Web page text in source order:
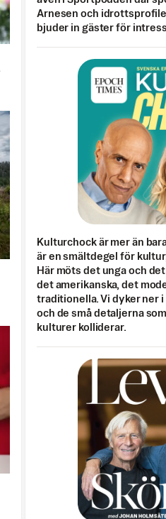
Arnesen och
bjuder in gäster för
Kulturchock är mer än
är en smältdegel för
Här möts det unga och
det amerikanska, det
traditionella. Vi dyker ner i
och de små detaljerna
kulturer kolliderar.